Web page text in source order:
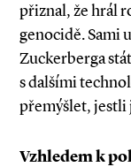
přiznal, že hrál
genocidě. Sami
Zuckerberga
s dalšími
přemýšlet, jestli
Vzhledem k